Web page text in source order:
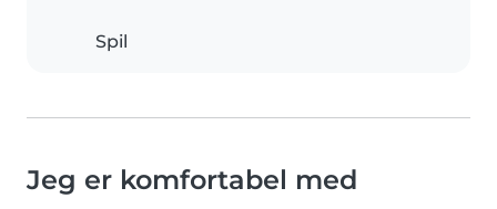
Spil
Jeg er komfortabel med